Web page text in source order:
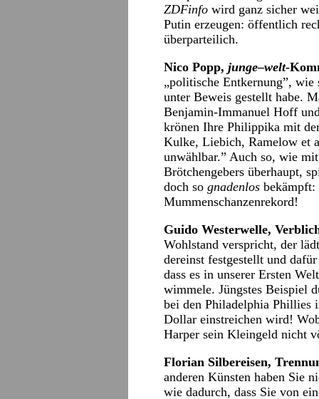
ZDFinfo wird ganz sicher
Putin erzeugen: öffentlich
überparteilich.
Nico Popp, junge–welt-
„politische Entkernung”,
unter Beweis gestellt habe.
Benjamin-Immanuel Hoff
krönen Ihre Philippika mit
Kulke, Liebich, Ramelow et
unwählbar.” Auch so, wie
Brötchengebers überhaupt,
doch so gnadenlos bekämpft:
Mummenschanzenrekord!
Guido Westerwelle,
Wohlstand verspricht, der
dereinst festgestellt und
dass es in unserer Ersten
wimmele. Jüngstes Beispiel
bei den Philadelphia Phillies
Dollar einstreichen wird!
Harper sein Kleingeld nicht
Florian Silbereisen,
anderen Künsten haben Sie
wie dadurch, dass Sie von